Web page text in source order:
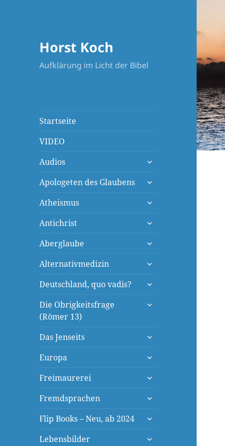
Horst Koch
Aufklärung im Licht der Bibel
Startseite
VIDEO
Audios
untermenü
Apologeten des Glaubens
untermenü
Atheismus
untermenü
Antichrist
untermenü
Aberglaube
untermenü
Alternativmedizin
untermenü
Deutschland, quo vadis?
untermenü
Die Obrigkeitsfrage
(Römer 13)
untermenü
Das Jenseits
untermenü
Europa
untermenü
Freimaurerei
untermenü
Fremdsprachen
untermenü
Flip Books – Neu, ab 2024
untermenü
Lebensbilder
untermenü